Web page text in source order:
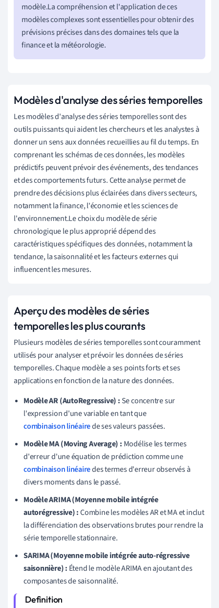
modèle.La compréhension et l'application de ces
modèles complexes sont essentielles pour obtenir des
prévisions précises dans des domaines tels que la
finance et la météorologie.
Modèles d'analyse des séries temporelles
Les modèles d'analyse des séries temporelles sont des
outils puissants qui aident les chercheurs et les analystes à
donner un sens aux données recueillies au fil du temps. En
comprenant les schémas de ces données, les modèles
prédictifs peuvent prévoir des événements, des tendances
et des comportements futurs. Cette analyse permet de
prendre des décisions plus éclairées dans divers secteurs,
notamment la finance, l'économie et les sciences de
l'environnement.Le choix du modèle de série
chronologique le plus approprié dépend des
caractéristiques spécifiques des données, notamment la
tendance, la saisonnalité et les facteurs externes qui
influencent les mesures.
Aperçu des modèles de séries
temporelles les plus courants
Plusieurs modèles de séries temporelles sont couramment
utilisés pour analyser et prévoir les données de séries
temporelles. Chaque modèle a ses points forts et ses
applications en fonction de la nature des données.
Modèle AR (AutoRegressive) : Se concentre sur
l'expression d'une variable en tant que
combinaison linéairede ses valeurs passées.
Modèle MA (Moving Average) : Modélise les termes
d'erreur d'une équation de prédiction comme une
combinaison linéairedes termes d'erreur observés à
divers moments dans le passé.
Modèle ARIMA (Moyenne mobile intégrée
autorégressive) :Combine les modèles AR et MA et inclut
la différenciation des observations brutes pour rendre la
série temporelle stationnaire.
SARIMA (Moyenne mobile intégrée auto-régressive
saisonnière) : Étend le modèle ARIMA en ajoutant des
composantes de saisonnalité.